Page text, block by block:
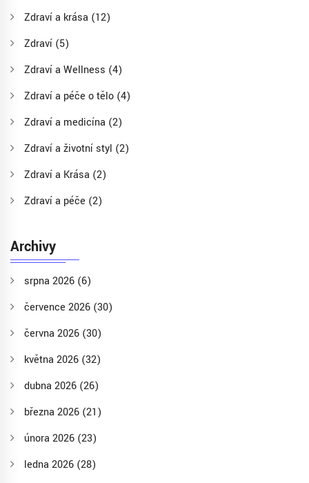
Zdraví a krása (12)
Zdraví (5)
Zdraví a Wellness (4)
Zdraví a péče o tělo (4)
Zdraví a medicína (2)
Zdraví a životní styl (2)
Zdraví a Krása (2)
Zdraví a péče (2)
Archivy
srpna 2026 (6)
července 2026 (30)
června 2026 (30)
května 2026 (32)
dubna 2026 (26)
března 2026 (21)
února 2026 (23)
ledna 2026 (28)